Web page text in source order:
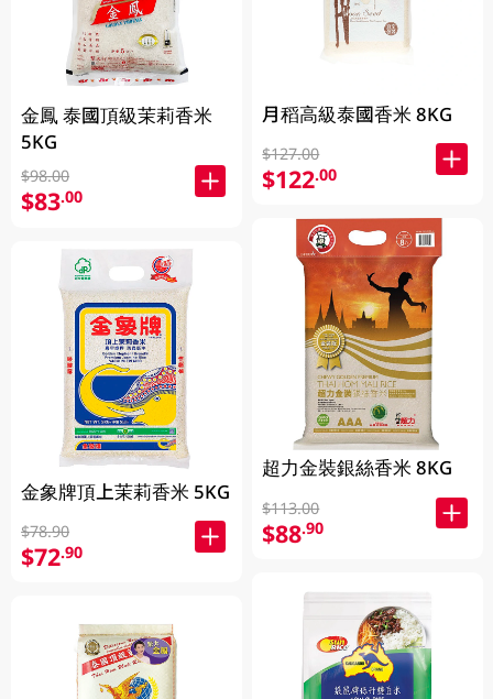
金鳳 泰國頂級茉莉香米
5KG
$98.00
$83.00
金象牌頂上茉莉香米 5KG
$78.90
$72.90
月稻高級泰國香米 8KG
$127.00
$122.00
超力金裝銀絲香米 8KG
$113.00
$88.90